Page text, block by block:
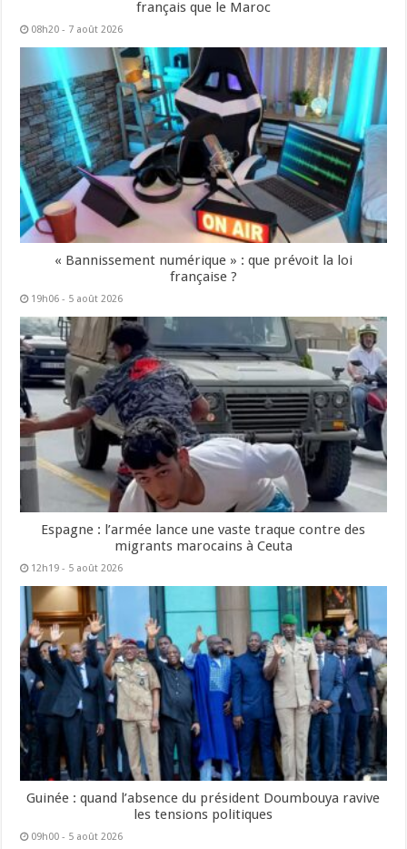
français que le Maroc
08h20 - 7 août 2026
« Bannissement numérique » : que prévoit la loi
française ?
19h06 - 5 août 2026
Espagne : l’armée lance une vaste traque contre des
migrants marocains à Ceuta
12h19 - 5 août 2026
Guinée : quand l’absence du président Doumbouya ravive
les tensions politiques
09h00 - 5 août 2026